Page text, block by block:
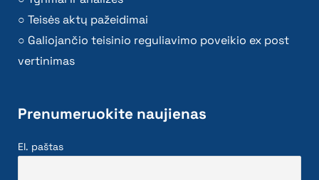
Sutinku su privatumo politika
centras